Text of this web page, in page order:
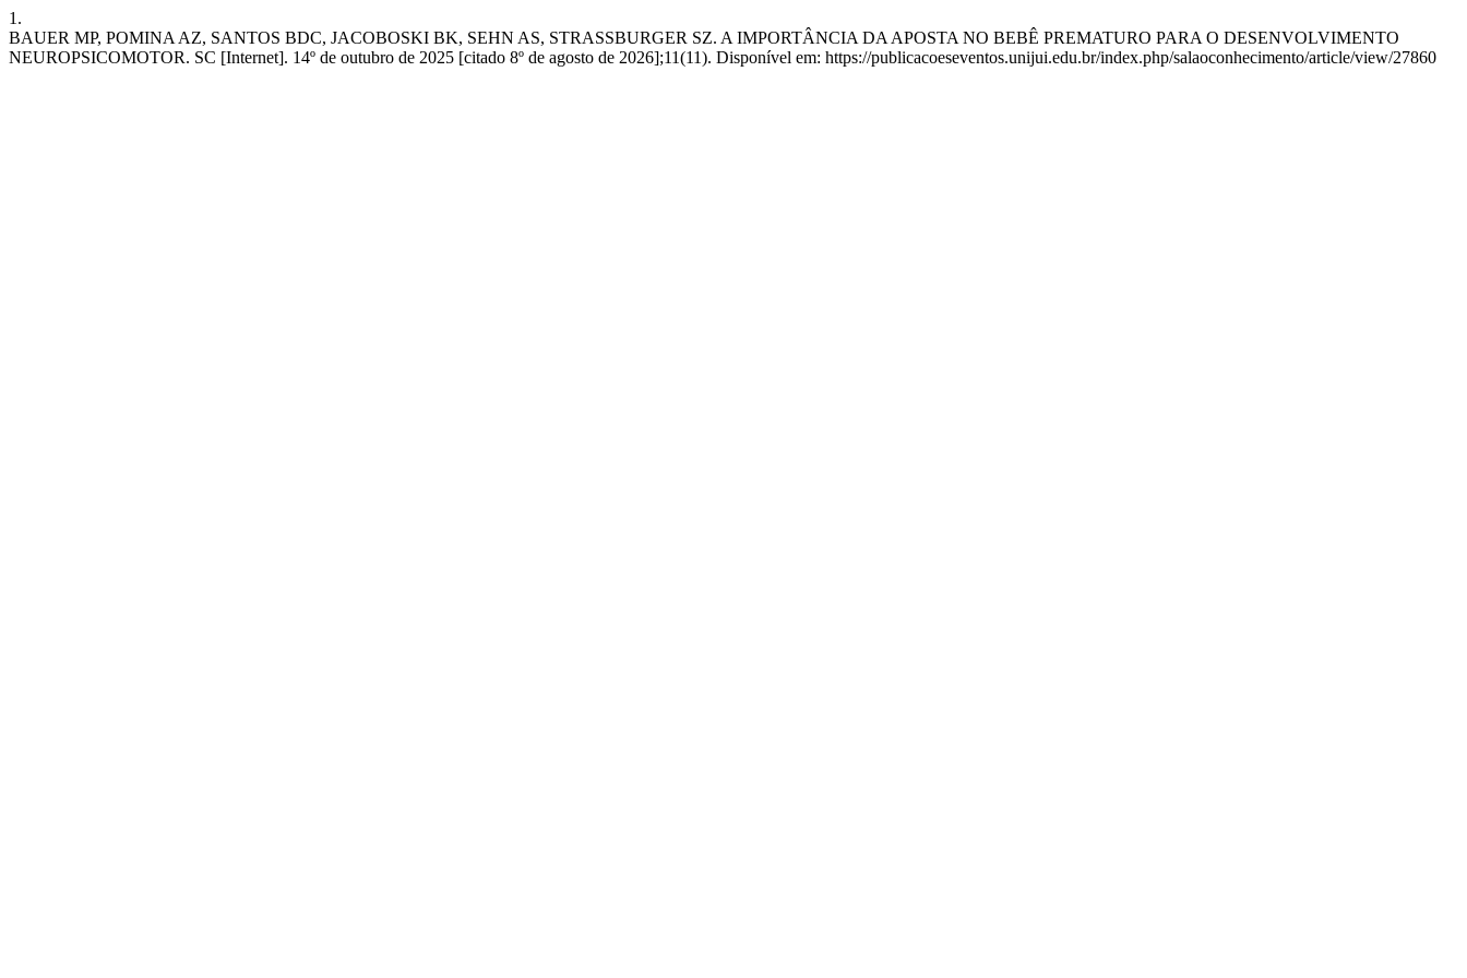
1.
BAUER MP, POMINA AZ, SANTOS BDC, JACOBOSKI BK, SEHN AS, STRASSBURGER SZ. A IMPORTÂNCIA DA APOSTA NO BEBÊ PREMATURO PARA O DESENVOLVIMENTO
NEUROPSICOMOTOR. SC [Internet]. 14º de outubro de 2025 [citado 8º de agosto de 2026];11(11). Disponível em: https://publicacoeseventos.unijui.edu.br/index.php/salaoconhecimento/article/view/27860